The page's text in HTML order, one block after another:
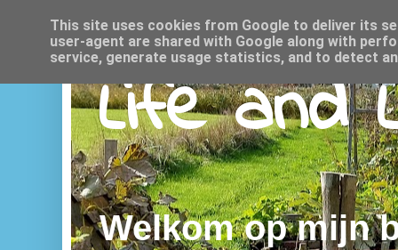
Life and
Welkom op mijn
This site uses cookies from Google to deliver its
user-agent are shared with Google along with
service, generate usage statistics, and to detect